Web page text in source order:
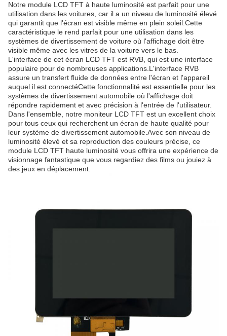
Notre module LCD TFT à haute luminosité est parfait pour une
utilisation dans les voitures, car il a un niveau de luminosité élevé
qui garantit que l'écran est visible même en plein soleil.Cette
caractéristique le rend parfait pour une utilisation dans les
systèmes de divertissement de voiture où l'affichage doit être
visible même avec les vitres de la voiture vers le bas.
L'interface de cet écran LCD TFT est RVB, qui est une interface
populaire pour de nombreuses applications.L'interface RVB
assure un transfert fluide de données entre l'écran et l'appareil
auquel il est connectéCette fonctionnalité est essentielle pour les
systèmes de divertissement automobile où l'affichage doit
répondre rapidement et avec précision à l'entrée de l'utilisateur.
Dans l'ensemble, notre moniteur LCD TFT est un excellent choix
pour tous ceux qui recherchent un écran de haute qualité pour
leur système de divertissement automobile.Avec son niveau de
luminosité élevé et sa reproduction des couleurs précise, ce
module LCD TFT haute luminosité vous offrira une expérience de
visionnage fantastique que vous regardiez des films ou jouiez à
des jeux en déplacement.